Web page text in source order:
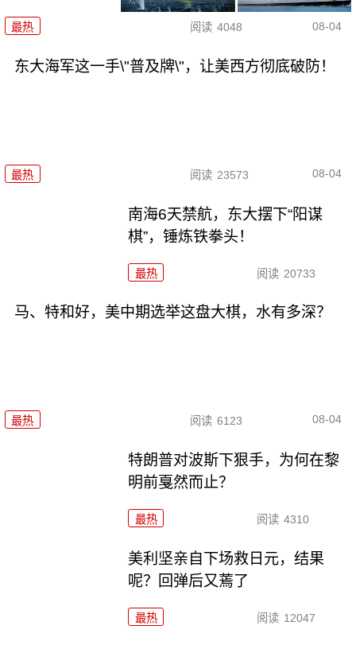
最热 阅读 4048 08-04
东大海军这一手\"普及牌\"，让美西方彻底破防！
最热 阅读 23573 08-04
南海6天禁航，东大摆下“阳谋
棋”，锤炼铁拳头！
最热 阅读 20733
马、特和好，美中期选举这盘大棋，水有多深？
最热 阅读 6123 08-04
特朗普对波斯下狠手，为何在黎
明前戛然而止？
最热 阅读 4310
美利坚亲自下场救日元，结果
呢？回弹后又蔫了
最热 阅读 12047